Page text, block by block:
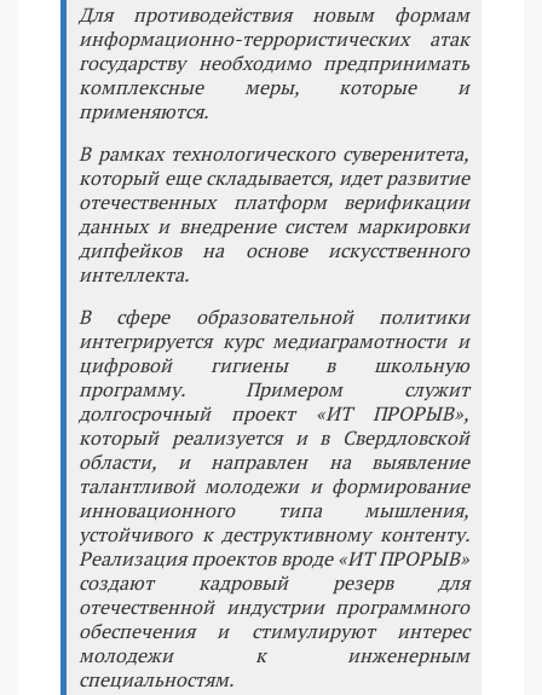
Для противодействия новым формам
информационно-террористических атак
государству необходимо предпринимать
комплексные меры, которые и
применяются.
В рамках технологического суверенитета,
который еще складывается, идет развитие
отечественных платформ верификации
данных и внедрение систем маркировки
дипфейков на основе искусственного
интеллекта.
В сфере образовательной политики
интегрируется курс медиаграмотности и
цифровой гигиены в школьную
программу. Примером служит
долгосрочный проект «ИТ ПРОРЫВ»,
который реализуется и в Свердловской
области, и направлен на выявление
талантливой молодежи и формирование
инновационного типа мышления,
устойчивого к деструктивному контенту.
Реализация проектов вроде «ИТ ПРОРЫВ»
создают кадровый резерв для
отечественной индустрии программного
обеспечения и стимулируют интерес
молодежи к инженерным
специальностям.